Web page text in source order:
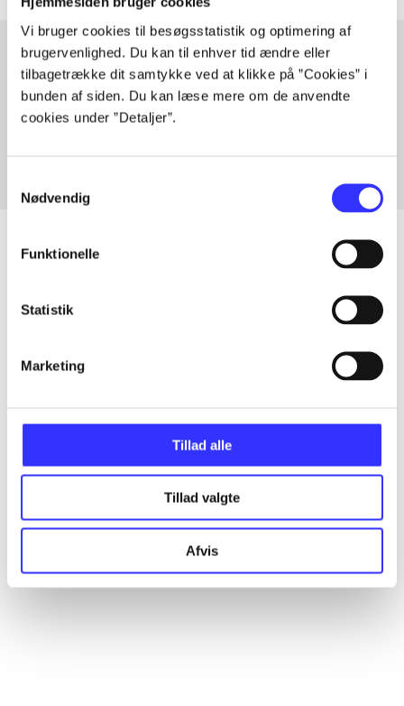
Vi bruger cookies til besøgsstatistik og optimering af
brugervenlighed. Du kan til enhver tid ændre eller
tilbagetrække dit samtykke ved at klikke på ”Cookies” i
bunden af siden. Du kan læse mere om de anvendte
cookies under ”Detaljer”.
Nødvendig
Funktionelle
Statistik
Marketing
Tillad alle
Tillad valgte
Afvis
Artikler med samme emner
Fra
...